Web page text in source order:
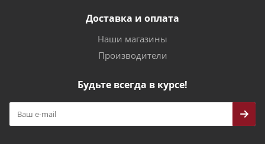
Доставка и оплата
Наши магазины
Производители
Будьте всегда в курсе!